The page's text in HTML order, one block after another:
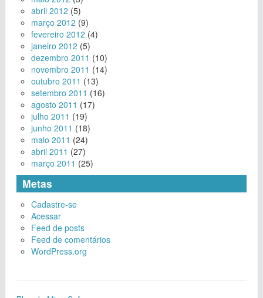
abril 2012 (5)
março 2012 (9)
fevereiro 2012 (4)
janeiro 2012 (5)
dezembro 2011 (10)
novembro 2011 (14)
outubro 2011 (13)
setembro 2011 (16)
agosto 2011 (17)
julho 2011 (19)
junho 2011 (18)
maio 2011 (24)
abril 2011 (27)
março 2011 (25)
Metas
Cadastre-se
Acessar
Feed de posts
Feed de comentários
WordPress.org